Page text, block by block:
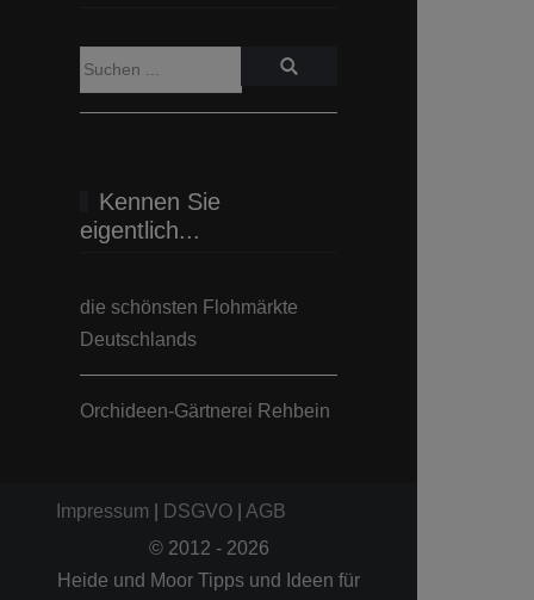
Kennen Sie
eigentlich...
die schönsten Flohmärkte
Deutschlands
Orchideen-Gärtnerei Rehbein
Impressum DSGVO
AGB
© 2012 - 2026
Heide und Moor Tipps und Ideen für